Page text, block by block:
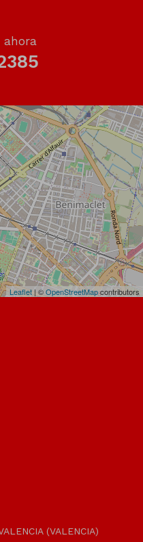
ahora
Leaflet| ©OpenStreetMapcontributors
(VALENCIA)